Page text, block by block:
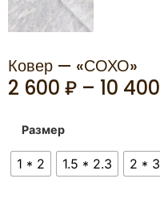
Ковер — «СОХО»
2 600 ₽ – 10 400
Размер
1 * 2 1.5 * 2.3 2 * 3